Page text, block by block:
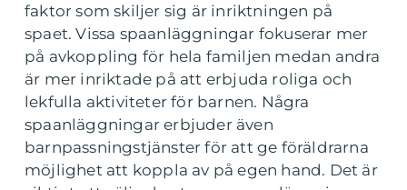
faktor som skiljer sig är inriktningen på
spaet. Vissa spaanläggningar fokuserar mer
på avkoppling för hela familjen medan andra
är mer inriktade på att erbjuda roliga och
lekfulla aktiviteter för barnen. Några
spaanläggningar erbjuder även
barnpassningstjänster för att ge föräldrarna
möjlighet att koppla av på egen hand. Det är